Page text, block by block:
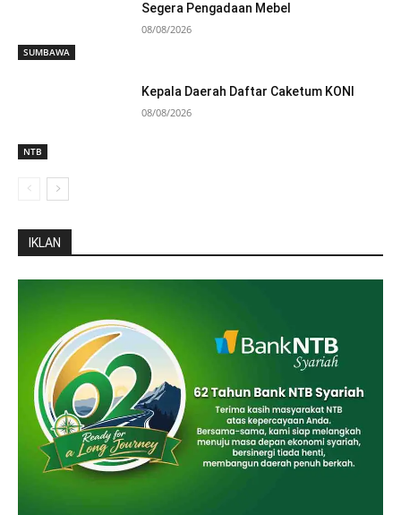
SUMBAWA
Segera Pengadaan Mebel
08/08/2026
NTB
Kepala Daerah Daftar Caketum KONI
08/08/2026
IKLAN